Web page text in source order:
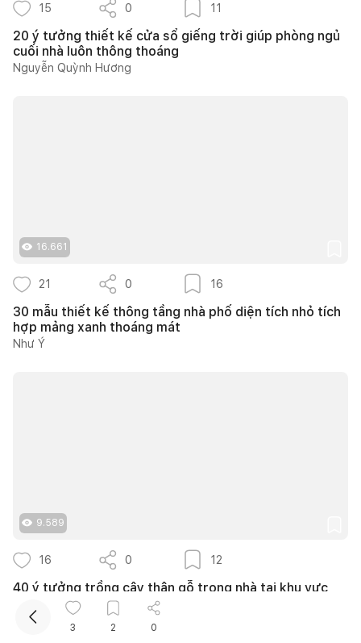
15 0 11
20 ý tưởng thiết kế cửa sổ giếng trời giúp phòng ngủ
cuối nhà luôn thông thoáng
Nguyễn Quỳnh Hương
16.661
21 0 16
30 mẫu thiết kế thông tầng nhà phố diện tích nhỏ tích
hợp mảng xanh thoáng mát
Như Ý
9.589
16 0 12
40 ý tưởng trồng cây thân gỗ trong nhà tại khu vực
giếng trời mái kính tuyệt đẹp
Nguyễn Quỳnh Hương
3 2 0